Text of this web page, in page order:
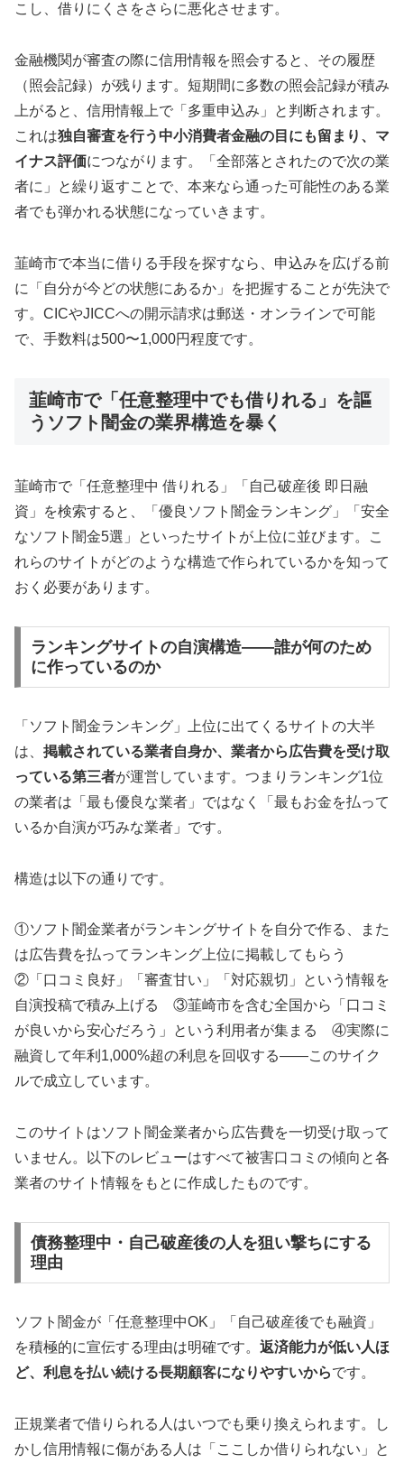
こし、借りにくさをさらに悪化させます。
金融機関が審査の際に信用情報を照会すると、その履歴
（照会記録）が残ります。短期間に多数の照会記録が積み
上がると、信用情報上で「多重申込み」と判断されます。
これは独自審査を行う中小消費者金融の目にも留まり、マ
イナス評価につながります。「全部落とされたので次の業
者に」と繰り返すことで、本来なら通った可能性のある業
者でも弾かれる状態になっていきます。
韮崎市で本当に借りる手段を探すなら、申込みを広げる前
に「自分が今どの状態にあるか」を把握することが先決で
す。CICやJICCへの開示請求は郵送・オンラインで可能
で、手数料は500〜1,000円程度です。
韮崎市で「任意整理中でも借りれる」を謳
うソフト闇金の業界構造を暴く
韮崎市で「任意整理中 借りれる」「自己破産後 即日融
資」を検索すると、「優良ソフト闇金ランキング」「安全
なソフト闇金5選」といったサイトが上位に並びます。こ
れらのサイトがどのような構造で作られているかを知って
おく必要があります。
ランキングサイトの自演構造——誰が何のため
に作っているのか
「ソフト闇金ランキング」上位に出てくるサイトの大半
は、 掲載されている業者自身か、業者から広告費を受け取
っている第三者が運営しています。つまりランキング1位
の業者は「最も優良な業者」ではなく「最もお金を払って
いるか自演が巧みな業者」です。
構造は以下の通りです。
①ソフト闇金業者がランキングサイトを自分で作る、また
は広告費を払ってランキング上位に掲載してもらう
②「口コミ良好」「審査甘い」「対応親切」という情報を
自演投稿で積み上げる ③韮崎市を含む全国から「口コミ
が良いから安心だろう」という利用者が集まる ④実際に
融資して年利1,000%超の利息を回収する——このサイク
ルで成立しています。
このサイトはソフト闇金業者から広告費を一切受け取って
いません。以下のレビューはすべて被害口コミの傾向と各
業者のサイト情報をもとに作成したものです。
債務整理中・自己破産後の人を狙い撃ちにする
理由
ソフト闇金が「任意整理中OK」「自己破産後でも融資」
を積極的に宣伝する理由は明確です。 返済能力が低い人ほ
ど、利息を払い続ける長期顧客になりやすいからです。
正規業者で借りられる人はいつでも乗り換えられます。し
かし信用情報に傷がある人は「ここしか借りられない」と